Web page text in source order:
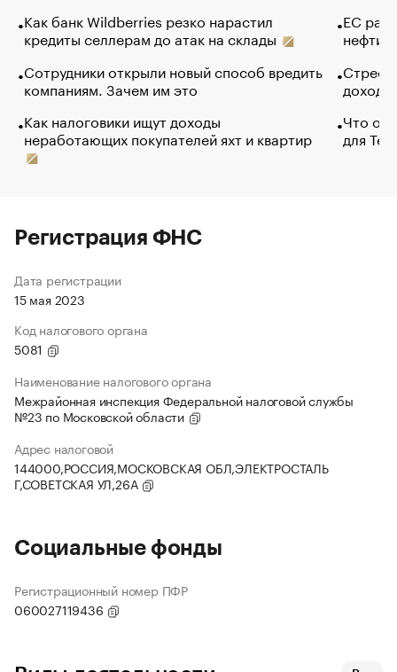
Как банк Wildberries резко нарастил
кредиты селлерам до атак на склады
Сотрудники открыли новый способ вредить
компаниям. Зачем им это
Как налоговики ищут доходы
неработающих покупателей яхт и квартир
ЕС
нефти
Что
для
Регистрация ФНС
Дата регистрации
15 мая 2023
Код налогового органа
5081
Наименование налогового органа
Межрайонная инспекция Федеральной налоговой службы
№23 по Московской области
Адрес налоговой
144000,РОССИЯ,МОСКОВСКАЯ ОБЛ,ЭЛЕКТРОСТАЛЬ
Г,СОВЕТСКАЯ УЛ,26А
Социальные фонды
Регистрационный номер ПФР
060027119436